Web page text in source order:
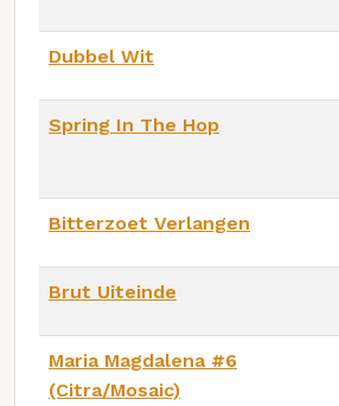
Dubbel Wit
Spring In The Hop
Bitterzoet Verlangen
Brut Uiteinde
Maria Magdalena #6
(Citra/Mosaic)